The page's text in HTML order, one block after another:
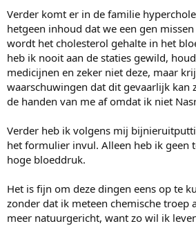
Verder komt er in de familie
hetgeen inhoud dat we een gen
wordt het cholesterol gehalte in het
heb ik nooit aan de staties gewild,
medicijnen en zeker niet deze, maar
waarschuwingen dat dit gevaarlijk kan
de handen van me af omdat ik niet
Verder heb ik volgens mij
het formulier invul. Alleen heb ik geen
hoge bloeddruk.
Het is fijn om deze dingen eens op te
zonder dat ik meteen chemische troep
meer natuurgericht, want zo wil ik